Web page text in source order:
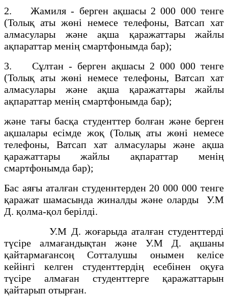
2. Жамиля - берген ақшасы 2 000 000 тенге
(Толық аты жөні немесе телефоны, Ватсап хат
алмасулары және ақша қаражаттары жайлы
ақпараттар менің смартфонымда бар);
3. Сұлтан - берген ақшасы 2 000 000 тенге
(Толық аты жөні немесе телефоны, Ватсап хат
алмасулары және ақша қаражаттары жайлы
ақпараттар менің смартфонымда бар);
және тағы басқа студенттер болған және берген
ақшалары есімде жоқ (Толық аты жөні немесе
телефоны, Ватсап хат алмасулары және ақша
қаражаттары жайлы ақпараттар менің
смартфонымда бар);
Бас аяғы аталған студеннтерден 20 000 000 тенге
қаражат шамасында жиналды және оларды У.М
Д. қолма-қол берілді.
У.М Д. жоғарыда аталған студенттерді
түсіре алмағандықтан және У.М Д. ақшаны
қайтармағансоң Сотталушы онымен келісе
кейінгі келген студенттердің есебінен оқуға
түсіре алмаған студенттерге қаражаттарын
қайтарып отырған.